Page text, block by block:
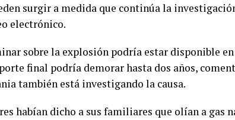
surgir a medida que continúa la
electrónico.
sobre la explosión podría estar disponible en
final podría demorar hasta dos años,
también está investigando la causa.
habían dicho a sus familiares que olían a gas